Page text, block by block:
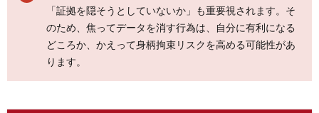
「証拠を隠そうとしていないか」も重要視されます。そ
のため、焦ってデータを消す行為は、自分に有利になる
どころか、かえって身柄拘束リスクを高める可能性があ
ります。